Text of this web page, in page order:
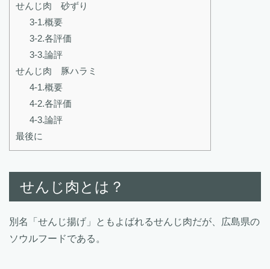
せんじ肉 砂ずり
3-1.概要
3-2.各評価
3-3.論評
せんじ肉 豚ハラミ
4-1.概要
4-2.各評価
4-3.論評
最後に
せんじ肉とは？
別名「せんじ揚げ」ともよばれるせんじ肉だが、広島県の
ソウルフードである。